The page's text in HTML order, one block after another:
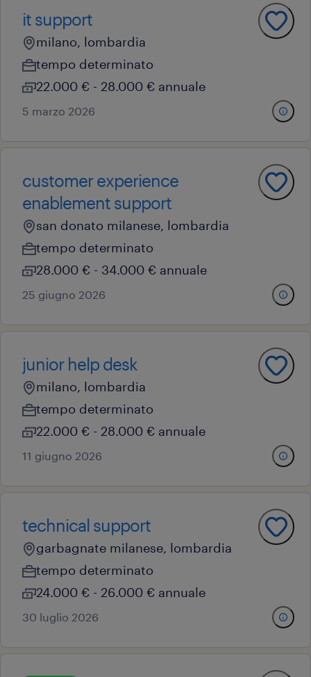
it support
milano, lombardia
tempo determinato
22.000 € - 28.000 € annuale
5 marzo 2026
customer experience
enablement support
san donato milanese, lombardia
tempo determinato
28.000 € - 34.000 € annuale
25 giugno 2026
junior help desk
milano, lombardia
tempo determinato
22.000 € - 28.000 € annuale
11 giugno 2026
technical support
garbagnate milanese, lombardia
tempo determinato
24.000 € - 26.000 € annuale
30 luglio 2026